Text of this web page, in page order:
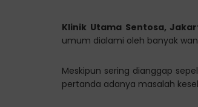
Klinik Utama Sentosa,
umum dialami oleh banyak
Meskipun sering dianggap
pertanda adanya masalah